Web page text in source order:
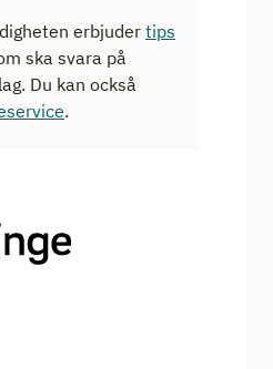
erbjuder tips
ska svara på
Du kan också
.